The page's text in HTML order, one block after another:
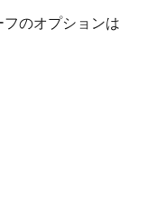
のオプションは